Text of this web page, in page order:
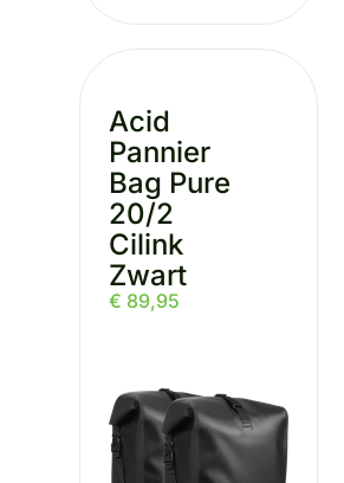
Acid
Pannier
Bag Pure
20/2
Cilink
Zwart
€ 89,95